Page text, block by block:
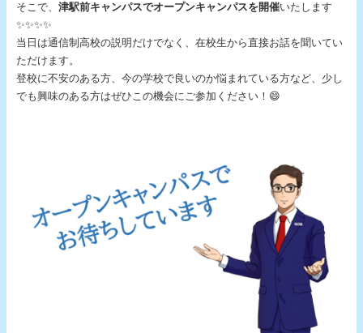
そこで、 津駅前キャンパスでオープンキャンパスを開催いたします
✨✨✨✨
当日は通信制高校の説明だけでなく、在校生から直接お話を聞いてい
ただけます。
登校に不安のある方、今の学校で良いのか悩まれている方など、少し
でも興味のある方はぜひこの機会にご参加ください！😄